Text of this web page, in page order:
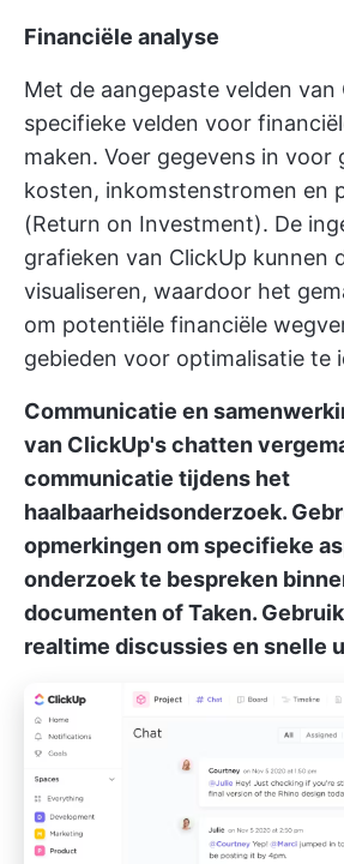
Financiële analyse
Met de aangepaste velden van
specifieke velden voor
maken. Voer gegevens in voor
kosten, inkomstenstromen en
(Return on Investment). De
grafieken van ClickUp kunnen
visualiseren, waardoor het
om potentiële financiële
gebieden voor optimalisatie te
Communicatie en
van ClickUp's chatten
communicatie tijdens het
haalbaarheidsonderzoek.
opmerkingen om specifieke
onderzoek te bespreken
documenten of Taken.
realtime discussies en snelle